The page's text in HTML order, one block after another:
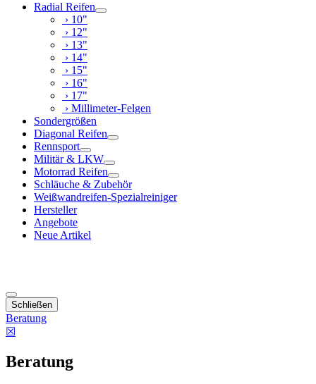
Radial Reifen
› 10"
› 12"
› 13"
› 14"
› 15"
› 16"
› 17"
› Millimeter-Felgen
Sondergrößen
Diagonal Reifen
Rennsport
Militär & LKW
Motorrad Reifen
Schläuche & Zubehör
Weißwandreifen-Spezialreiniger
Hersteller
Angebote
Neue Artikel
Schließen
Beratung
☒
Beratung